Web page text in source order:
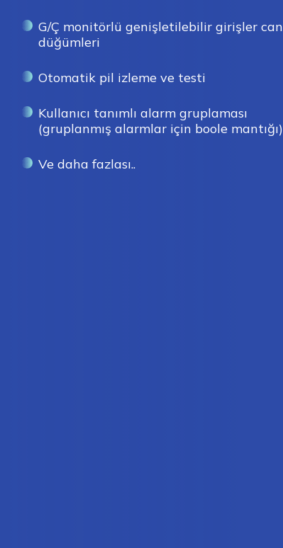
G/Ç monitörlü genişletilebilir girişler can
düğümleri
Otomatik pil izleme ve testi
Kullanıcı tanımlı alarm gruplaması
(gruplanmış alarmlar için boole mantığı)
Ve daha fazlası..